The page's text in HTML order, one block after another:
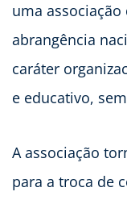
uma
abrangência
caráter
e educativo,
A associação
para a troca de